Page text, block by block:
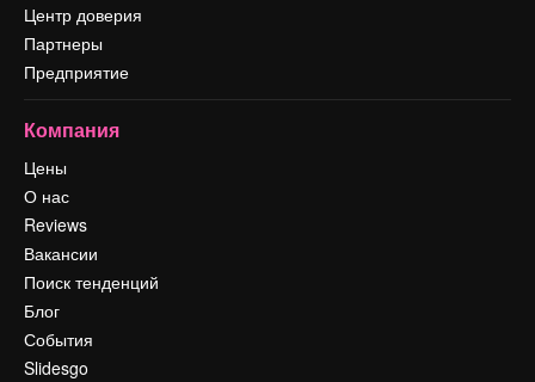
Центр доверия
Партнеры
Предприятие
Компания
Цены
О нас
Reviews
Вакансии
Поиск тенденций
Блог
События
Slidesgo